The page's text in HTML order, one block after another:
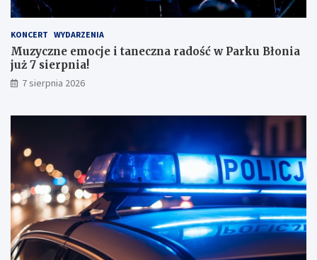
ł
m
i
w
y
k
a
m
KONCERT WYDARZENIA
Muzyczne emocje i taneczna radość w Parku Błonia
już 7 sierpnia!
7 sierpnia 2026